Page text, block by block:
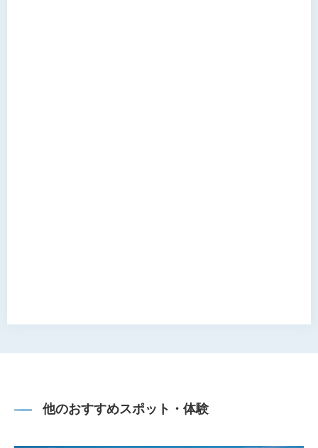
他のおすすめスポット・体験